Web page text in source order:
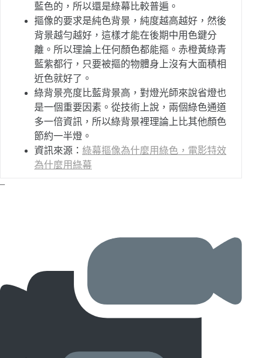
藍色的，所以還是綠幕比較普遍。
摳像的要求是純色背景，純度越高越好，然後
背景越勻越好，這樣才能在後期中用色鍵分
離。所以理論上任何顏色都能摳。赤橙黃綠青
藍紫都行，只要被摳的物體身上沒有大面積相
近色就好了。
綠背景亮度比藍背景高，對燈光師來說省燈也
是一個重要因素。從技術上說，兩個綠色通道
多一倍資訊，所以綠背景裡理論上比其他顏色
節約一半燈。
資訊來源： 綠幕摳像為什麼用綠色，電影特效
為什麼用綠幕
–